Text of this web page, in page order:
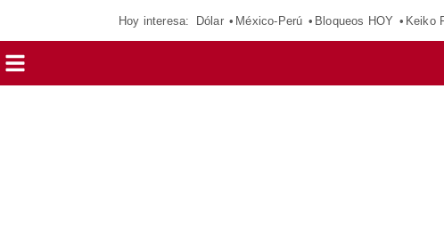
Hoy interesa: Dólar México-Perú Bloqueos HOY Keiko